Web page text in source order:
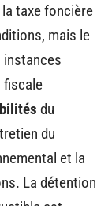
taxe foncière
mais le
instances
fiscale
du
du
et la
La détention